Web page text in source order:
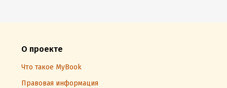
О проекте
Что такое MyBook
Правовая информация